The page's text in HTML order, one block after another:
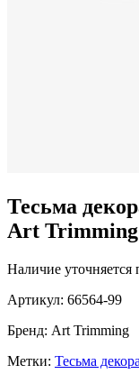
Тесьма
Art Trimming
Наличие уточняется
Артикул: 66564-99
Бренд: Art Trimming
Метки: Тесьма